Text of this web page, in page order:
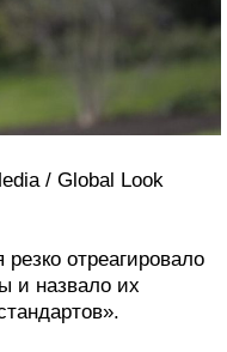
/ Global Look
отреагировало
и назвало их